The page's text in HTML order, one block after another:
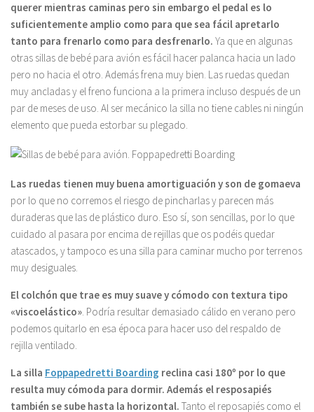
querer mientras caminas pero sin embargo el pedal es lo
suficientemente amplio como para que sea fácil apretarlo
tanto para frenarlo como para desfrenarlo. Ya que en algunas
otras sillas de bebé para avión es fácil hacer palanca hacia un lado
pero no hacia el otro. Además frena muy bien. Las ruedas quedan
muy ancladas y el freno funciona a la primera incluso después de un
par de meses de uso. Al ser mecánico la silla no tiene cables ni ningún
elemento que pueda estorbar su plegado.
Las ruedas tienen muy buena amortiguación y son de gomaeva
por lo que no corremos el riesgo de pincharlas y parecen más
duraderas que las de plástico duro. Eso sí, son sencillas, por lo que
cuidado al pasara por encima de rejillas que os podéis quedar
atascados, y tampoco es una silla para caminar mucho por terrenos
muy desiguales.
El colchón que trae es muy suave y cómodo con textura tipo
«viscoelástico». Podría resultar demasiado cálido en verano pero
podemos quitarlo en esa época para hacer uso del respaldo de
rejilla ventilado.
La silla Foppapedretti Boarding reclina casi 180º por lo que
resulta muy cómoda para dormir. Además el resposapiés
también se sube hasta la horizontal. Tanto el reposapiés como el